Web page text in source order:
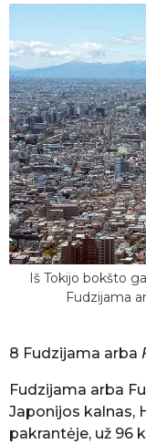
Iš Tokijo bokšto
Fudzijama
8 Fudzijama arba
Fudzijama arba
Japonijos kalnas,
pakrantėje, už 96